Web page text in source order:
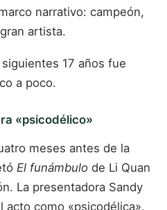
narrativo: campeón,
artista.
17 años fue
a poco.
«psicodélico»
meses antes de la
El funámbulo de Li Quan
La presentadora Sandy
acto como «psicodélica».